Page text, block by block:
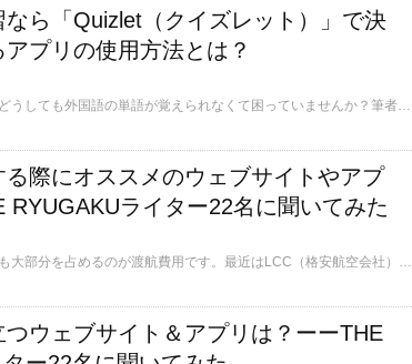
ら「Quizlet（クイズレット）」で決
プリの使用方法とは？
現在留学中のみなさん、どうしても外国語の単語が覚えられなくて困っていませんか？筆者もタイの大学に留学中、毎日課される膨大な量の単語テストに悩まされ、「こんなにたくさんの単語、覚えきれないよ！」と何度も思っていました。暗記ってただ覚えるだけでちっとも楽しくないですよね。楽しくないから集中力も続かない…。でも単語は覚えなきゃいけない…。今回はそんな悩みを解決するために、語学教師である筆者イチオシのeラーニングツールをご紹介致します。
際にオススメのウェブサイトやアプ
RYUGAKUライター22名に聞いてみた
留学費用のうち、意外にも大部分を占めるのが渡航費用です。最近はLCC（格安航空会社）も増えており、航空券を安く手に入れられるようになりました。安く済むなら費用は抑えられるだけ抑えたいという方も多いはずですが、実際のところどうすれば安く購入できるかの情報は少ないのが現状です。今回は、海外経験豊富なTHE RYUGAKUライターに質問し、航空券を購入する際に便利なウェブサイトやアプリをリストアップしてもらいました。
ウェブサイト＆アプリは？ーーTHE